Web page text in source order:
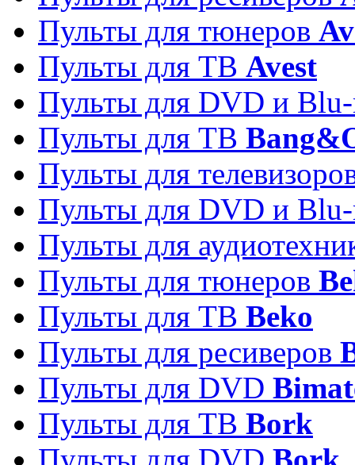
Пульты для тюнеров
Пульты для ТВ Avest
Пульты для DVD и
Пульты для ТВ
Пульты для
Пульты для DVD и
Пульты для
Пульты для тюнеров
Пульты для ТВ Beko
Пульты для ресиверов
Пульты для DVD
Пульты для ТВ Bork